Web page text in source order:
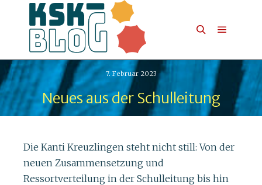
7. Februar 2023
Neues aus der Schulleitung
Die Kanti Kreuzlingen steht nicht still: Von der
neuen Zusammensetzung und
Ressortverteilung in der Schulleitung bis hin